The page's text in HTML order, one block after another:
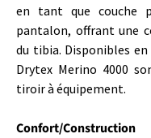
en tant que couche
pantalon, offrant une
du tibia. Disponibles
Drytex Merino 4000
tiroir à équipement.
Confort/Construction